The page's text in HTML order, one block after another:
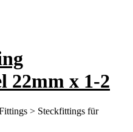
22mm x 1-2
> Steckfittings für